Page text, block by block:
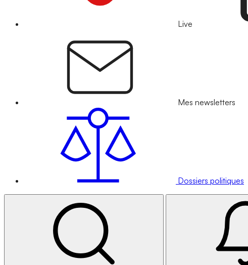
Live
Mes newsletters
Dossiers politiques